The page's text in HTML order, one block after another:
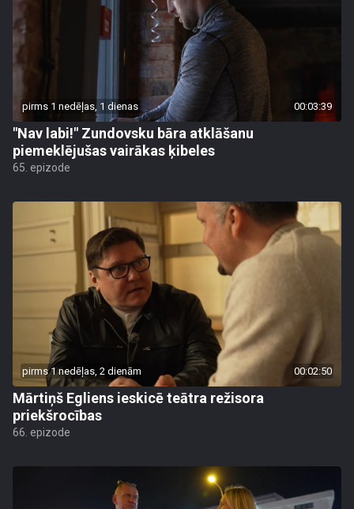
pirms 1 nedēļas, 1 dienas 00:03:39
"Nav labi!" Zundovsku bāra atklāšanu
piemeklējušas vairākas ķibeles
65. epizode
pirms 1 nedēļas, 2 dienām 00:02:50
Mārtiņš Egliens ieskicē teātra režisora
priekšrocības
66. epizode